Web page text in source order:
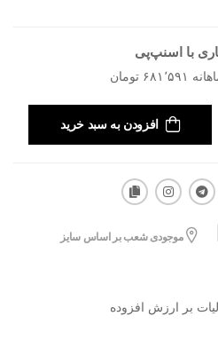
با اسنپ‌پی
افزودن به سبد خرید
موجودی شعب بر اساس سایز
احتساب 10 % مالیات بر ارزش افزوده